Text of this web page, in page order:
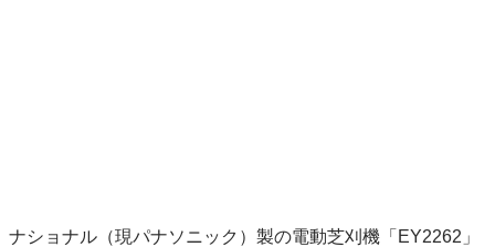
ナショナル（現パナソニック）製の電動芝刈機「EY2262」